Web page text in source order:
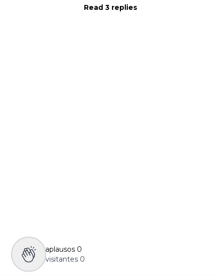
Read 3 replies
aplausos 0
visitantes 0